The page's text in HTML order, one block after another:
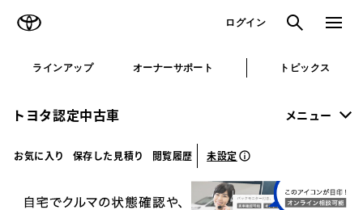
ログイン 検索 メニュ
ラインアップ オーナーサポート トピックス
トヨタ認定中古車 メニュー
お気に入り 保存した見積り 閲覧履歴 未設定